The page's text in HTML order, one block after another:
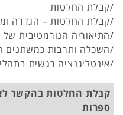
/קבלת החלטות
/קבלת החלטות – הגדרה
/התיאוריה הנורמטיבית
/השכלה ותרבות
/אינטליגנציה רגשית
קבלת החלטות בהקשר
ספרות